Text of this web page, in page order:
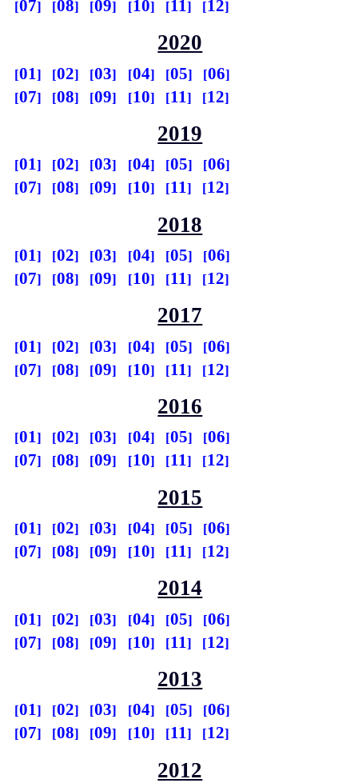
07 08 09 10 11 12
2020
01 02 03 04 05
06
07
08 09 10 11 12
2019
01 02 03 04 05
06
07
08 09 10 11 12
2018
01 02 03 04 05
06
07
08 09 10 11 12
2017
01 02 03 04 05
06
07
08 09 10 11 12
2016
01 02 03 04 05
06
07
08 09 10 11 12
2015
01 02 03 04 05
06
07
08 09 10 11 12
2014
01 02 03 04 05
06
07
08 09 10 11 12
2013
01 02 03 04 05
06
07
08 09 10 11 12
2012